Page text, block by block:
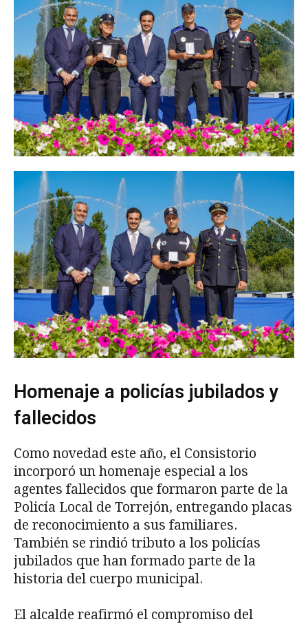
Homenaje a policías jubilados y
fallecidos
Como novedad este año, el Consistorio
incorporó un homenaje especial a los
agentes fallecidos que formaron parte de la
Policía Local de Torrejón, entregando placas
de reconocimiento a sus familiares.
También se rindió tributo a los policías
jubilados que han formado parte de la
historia del cuerpo municipal.
El alcalde reafirmó el compromiso del